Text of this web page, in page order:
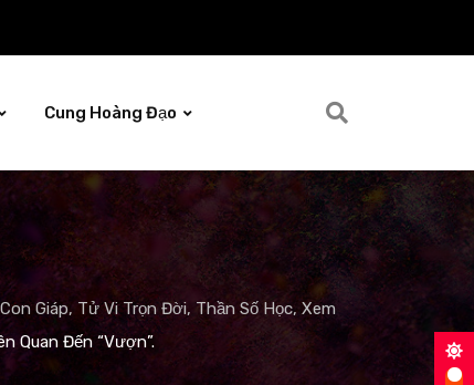
Cung Hoàng Đạo
Giáp, Tử Vi Trọn Đời, Thần Số Học, Xem
Quan Đến “Vượn”.